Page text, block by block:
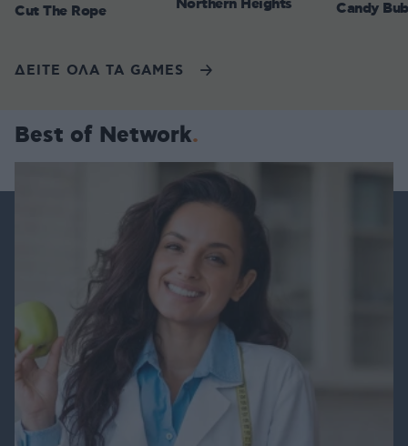
Cut The Rope Northern Heights Candy
ΔΕΙΤΕ ΟΛΑ ΤΑ GAMES
Best of Network